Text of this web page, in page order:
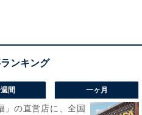
日の正しいスキンケアが重
間 一ヶ月
」の直営店に、全国